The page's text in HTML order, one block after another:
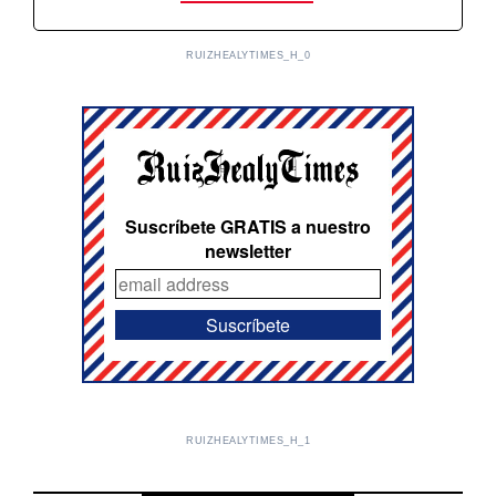
RUIZHEALYTIMES_H_0
Suscríbete GRATIS a nuestro
newsletter
RUIZHEALYTIMES_H_1